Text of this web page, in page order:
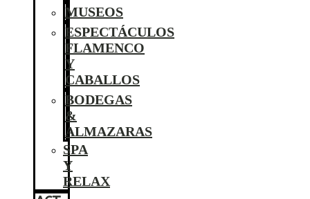
MUSEOS
ESPECTÁCULOS
FLAMENCO
Y
CABALLOS
BODEGAS
&
ALMAZARAS
SPA
Y
RELAX